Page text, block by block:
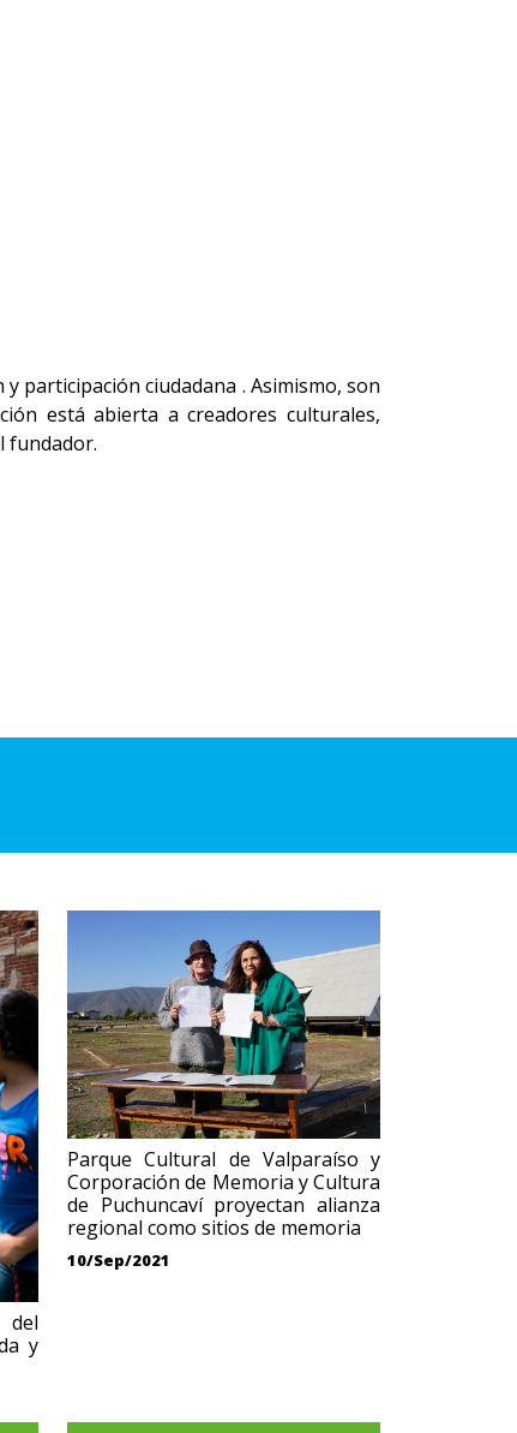
participación ciudadana . Asimismo, son
está abierta a creadores culturales,
fundador.
del
y
Parque Cultural de Valparaíso y
Corporación de Memoria y Cultura
de Puchuncaví proyectan alianza
regional como sitios de memoria
10/Sep/2021